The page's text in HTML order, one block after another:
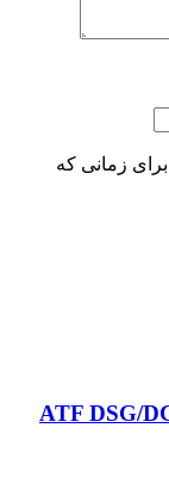
زمانی که